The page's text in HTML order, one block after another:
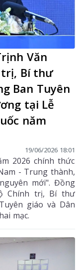
Văn
trị, Bí thư
Ban Tuyên
tại Lễ
năm
19/06/2026 18:01
2026 chính thức
- Trung thành,
mới". Đồng
Chính trị, Bí thư
giáo và Dân
mạc.